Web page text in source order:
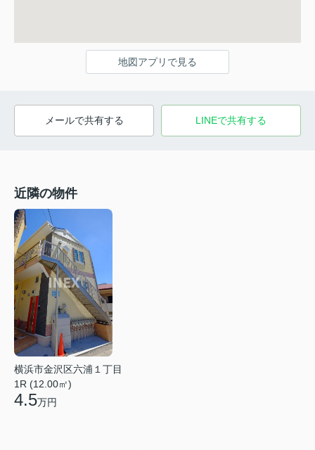
地図アプリで見る
メールで共有する LINEで共有する
近隣の物件
横浜市金沢区六浦１丁目
1R (12.00㎡)
4.5万円